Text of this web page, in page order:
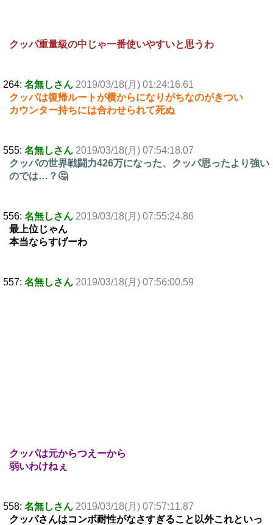
クッパ重量級の中じゃ一番使いやすいと思うわ
264: 名無しさん 2019/03/18(月) 01:24:16.61
クッパは復帰ルートが横からになりがちなのがきつい
カウンター持ちには合わせられて死ぬ
555: 名無しさん 2019/03/18(月) 07:54:18.07
クッパの世界戦闘力426万になった、クッパ思ったより強い
のでは…？🤔
556: 名無しさん 2019/03/18(月) 07:55:24.86
最上位じゃん
本当ならすげーわ
557: 名無しさん 2019/03/18(月) 07:56:00.59
クッパは元からつえーから
弱いわけねぇ
558: 名無しさん 2019/03/18(月) 07:57:11.87
クッパさんはコンボ耐性がなさすぎること以外これといっ